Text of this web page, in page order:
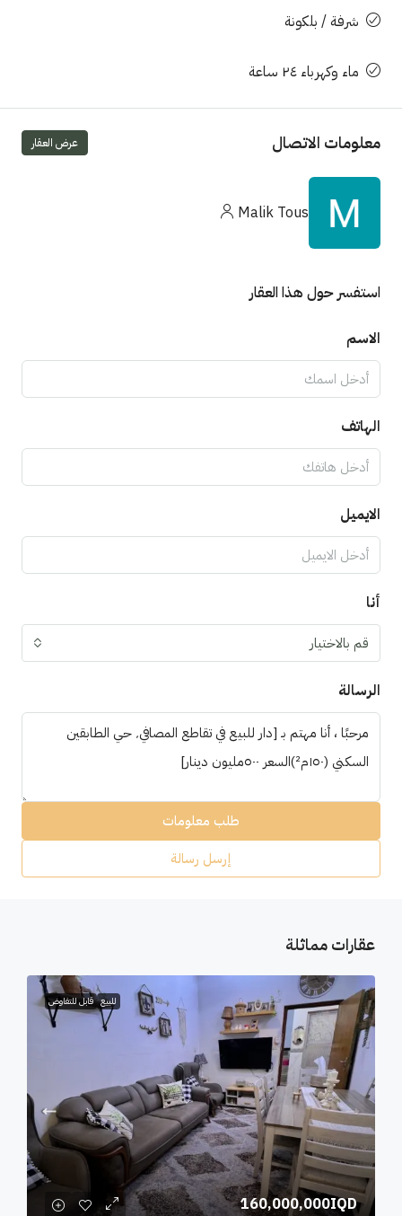
شرفة / بلكونة
ماء وكهرباء ٢٤ ساعة
معلومات الاتصال عرض العقار
Malik Tous
استفسر حول هذا العقار
الاسم
الهاتف
الايميل
أنا
قم بالاختيار
الرسالة
طلب معلومات
إرسل رسالة
عقارات مماثلة
للبيع قابل للتفاوض
160,000,000IQD